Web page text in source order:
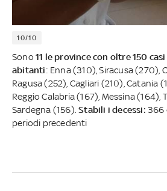
10/10
Sono 11 le province con oltre 150
abitanti: Enna (310), Siracusa (270),
Ragusa (252), Cagliari (210), Catania
Reggio Calabria (167), Messina (164),
Sardegna (156).Stabili i decessi: 366
periodi precedenti